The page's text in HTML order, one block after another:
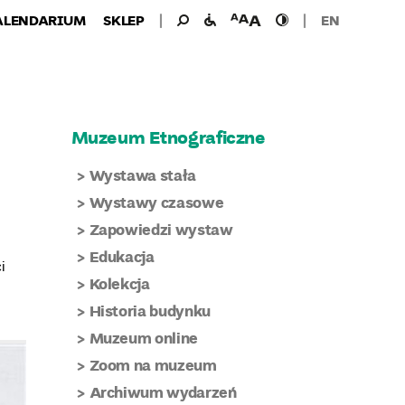
SKLEP Wyszukaj
Wyszukiwanie
dla:
udogodnieniawielkość
czcionki
wysoki
kontrast
EN
Muzeum Etnograficzne
Wystawa stała
Wystawy czasowe
Zapowiedzi wystaw
Edukacja
Kolekcja
Historia budynku
Muzeum online
Zoom na muzeum
Archiwum wydarzeń